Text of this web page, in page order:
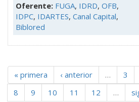
Oferente: FUGA, IDRD, OFB,
IDPC, IDARTES, Canal Capital,
Biblored
« primera ‹ anterior … 3
8
9 10 11 12 …